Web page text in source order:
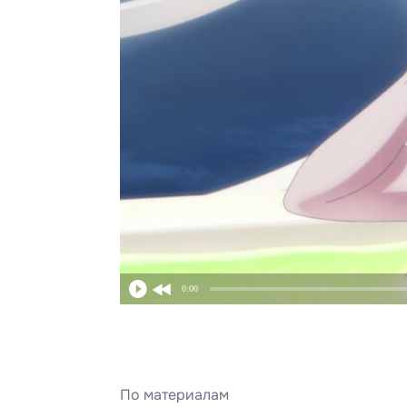
0:00
По материалам